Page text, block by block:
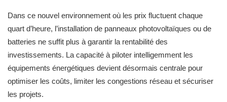
Dans ce nouvel environnement où les prix fluctuent chaque
quart d’heure, l’installation de panneaux photovoltaïques ou de
batteries ne suffit plus à garantir la rentabilité des
investissements. La capacité à piloter intelligemment les
équipements énergétiques devient désormais centrale pour
optimiser les coûts, limiter les congestions réseau et sécuriser
les projets.